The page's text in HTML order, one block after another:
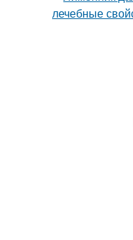
Настойки из